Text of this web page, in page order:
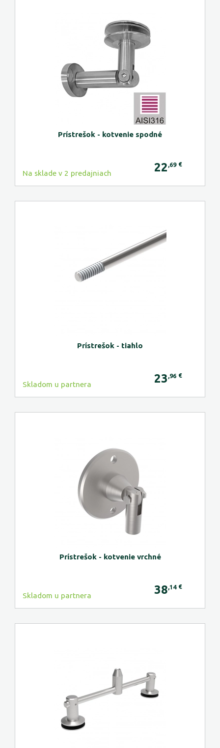
Prístrešok - kotvenie spodné
Na sklade v 2 predajniach 22 ,69 €
Prístrešok - tiahlo
Skladom u partnera 23 ,96 €
Prístrešok - kotvenie vrchné
Skladom u partnera 38 ,14 €